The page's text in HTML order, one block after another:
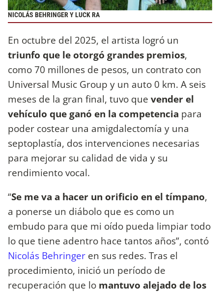
NICOLÁS BEHRINGER Y LUCK RA
En octubre del 2025, el artista logró un
triunfo que le otorgó grandes premios,
como 70 millones de pesos, un contrato con
Universal Music Group y un auto 0 km. A seis
meses de la gran final, tuvo que vender el
vehículo que ganó en la competencia para
poder costear una amigdalectomía y una
septoplastía, dos intervenciones necesarias
para mejorar su calidad de vida y su
rendimiento vocal.
“Se me va a hacer un orificio en el tímpano,
a ponerse un diábolo que es como un
embudo para que mi oído pueda limpiar todo
lo que tiene adentro hace tantos años”, contó
Nicolás Behringer en sus redes. Tras el
procedimiento, inició un período de
recuperación que lo mantuvo alejado de los